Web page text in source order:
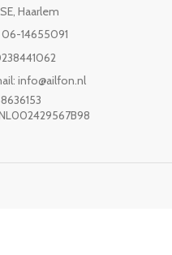
Haarlem
06-14655091
info@ailfon.nl